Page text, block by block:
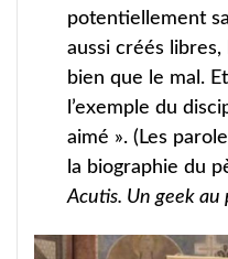
potentiellement
aussi créés
bien que le mal.
l’exemple du
aimé ». (Les
la biographie du
Acutis. Un geek au